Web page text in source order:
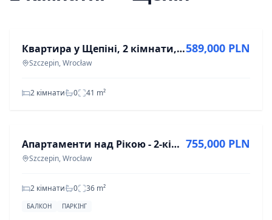
Квартира у Щепіні, 2 кімнати, 41 м²
Szczepin, Wrocław
589,000 PLN
2 кімнати 0 41 m²
Апартаменти над Рікою - 2-кімнатна квартира готова до проживання
Szczepin, Wrocław
755,000 PLN
2 кімнати 0 36 m²
БАЛКОН ПАРКІНГ